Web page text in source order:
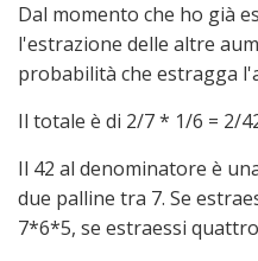
Dal momento che ho già
l'estrazione delle altre
probabilità che estragga
Il totale è di 2/7 * 1/6 = 2/
Il 42 al denominatore è
due palline tra 7. Se
7*6*5, se estraessi